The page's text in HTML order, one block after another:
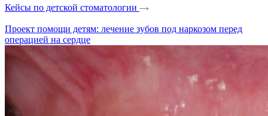
Кейсы по детской стоматологии
Проект помощи детям: лечение зубов под наркозом перед
операцией на сердце